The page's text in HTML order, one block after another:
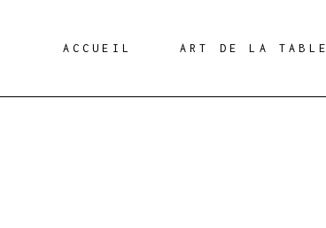
ACCUEIL ART DE LA TABLE